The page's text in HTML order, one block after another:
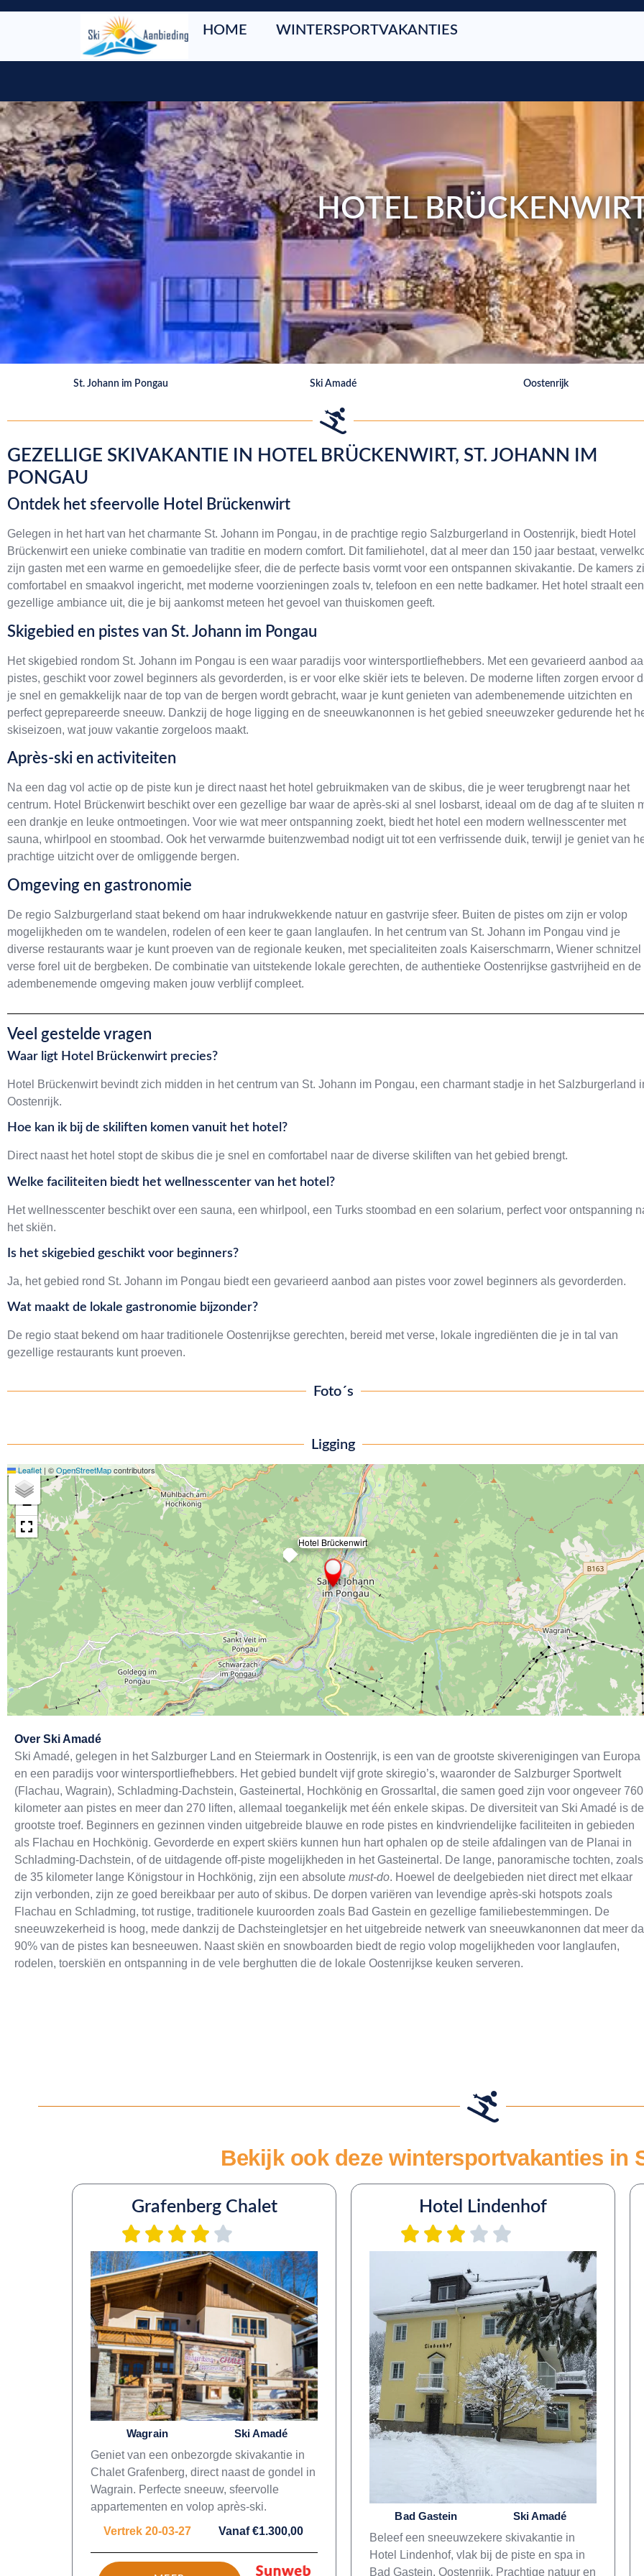
HOME WINTERSPORTVAKANTIES
HOTEL
St. Johann im Pongau Ski Amadé Oostenrijk
GEZELLIGE SKIVAKANTIE IN HOTEL BRÜCKENWIRT, ST. JOHANN IM
PONGAU
Ontdek het sfeervolle Hotel Brückenwirt
Gelegen in het hart van het charmante St. Johann im Pongau, in de prachtige regio Salzburgerland in Oostenrijk, biedt Hotel
Brückenwirt een unieke combinatie van traditie en modern comfort. Dit familiehotel, dat al meer dan 150 jaar bestaat,
zijn gasten met een warme en gemoedelijke sfeer, die de perfecte basis vormt voor een ontspannen skivakantie. De kamers
comfortabel en smaakvol ingericht, met moderne voorzieningen zoals tv, telefoon en een nette badkamer. Het hotel straalt een
gezellige ambiance uit, die je bij aankomst meteen het gevoel van thuiskomen geeft.
Skigebied en pistes van St. Johann im Pongau
Het skigebied rondom St. Johann im Pongau is een waar paradijs voor wintersportliefhebbers. Met een gevarieerd aanbod
pistes, geschikt voor zowel beginners als gevorderden, is er voor elke skiër iets te beleven. De moderne liften zorgen ervoor
je snel en gemakkelijk naar de top van de bergen wordt gebracht, waar je kunt genieten van adembenemende uitzichten en
perfect geprepareerde sneeuw. Dankzij de hoge ligging en de sneeuwkanonnen is het gebied sneeuwzeker gedurende het
skiseizoen, wat jouw vakantie zorgeloos maakt.
Après-ski en activiteiten
Na een dag vol actie op de piste kun je direct naast het hotel gebruikmaken van de skibus, die je weer terugbrengt naar het
centrum. Hotel Brückenwirt beschikt over een gezellige bar waar de après-ski al snel losbarst, ideaal om de dag af te sluiten
een drankje en leuke ontmoetingen. Voor wie wat meer ontspanning zoekt, biedt het hotel een modern wellnesscenter met
sauna, whirlpool en stoombad. Ook het verwarmde buitenzwembad nodigt uit tot een verfrissende duik, terwijl je geniet van
prachtige uitzicht over de omliggende bergen.
Omgeving en gastronomie
De regio Salzburgerland staat bekend om haar indrukwekkende natuur en gastvrije sfeer. Buiten de pistes om zijn er volop
mogelijkheden om te wandelen, rodelen of een keer te gaan langlaufen. In het centrum van St. Johann im Pongau vind je
diverse restaurants waar je kunt proeven van de regionale keuken, met specialiteiten zoals Kaiserschmarrn, Wiener schnitzel
verse forel uit de bergbeken. De combinatie van uitstekende lokale gerechten, de authentieke Oostenrijkse gastvrijheid en de
adembenemende omgeving maken jouw verblijf compleet.
Veel gestelde vragen
Waar ligt Hotel Brückenwirt precies?
Hotel Brückenwirt bevindt zich midden in het centrum van St. Johann im Pongau, een charmant stadje in het Salzburgerland
Oostenrijk.
Hoe kan ik bij de skiliften komen vanuit het hotel?
Direct naast het hotel stopt de skibus die je snel en comfortabel naar de diverse skiliften van het gebied brengt.
Welke faciliteiten biedt het wellnesscenter van het hotel?
Het wellnesscenter beschikt over een sauna, een whirlpool, een Turks stoombad en een solarium, perfect voor ontspanning
het skiën.
Is het skigebied geschikt voor beginners?
Ja, het gebied rond St. Johann im Pongau biedt een gevarieerd aanbod aan pistes voor zowel beginners als gevorderden.
Wat maakt de lokale gastronomie bijzonder?
De regio staat bekend om haar traditionele Oostenrijkse gerechten, bereid met verse, lokale ingrediënten die je in tal van
gezellige restaurants kunt proeven.
Foto´s
Ligging
Hotel Brückenwirt
×
+
−
Leaflet | ©OpenStreetMapcontributors
Over Ski Amadé
Ski Amadé, gelegen in het Salzburger Land en Steiermark in Oostenrijk, is een van de grootste skiverenigingen van Europa
en een paradijs voor wintersportliefhebbers. Het gebied bundelt vijf grote skiregio’s, waaronder de Salzburger Sportwelt
(Flachau, Wagrain), Schladming-Dachstein, Gasteinertal, Hochkönig en Grossarltal, die samen goed zijn voor ongeveer 760
kilometer aan pistes en meer dan 270 liften, allemaal toegankelijk met één enkele skipas. De diversiteit van Ski Amadé is de
grootste troef. Beginners en gezinnen vinden uitgebreide blauwe en rode pistes en kindvriendelijke faciliteiten in gebieden
als Flachau en Hochkönig. Gevorderde en expert skiërs kunnen hun hart ophalen op de steile afdalingen van de Planai in
Schladming-Dachstein, of de uitdagende off-piste mogelijkheden in het Gasteinertal. De lange, panoramische tochten, zoals
de 35 kilometer lange Königstour in Hochkönig, zijn een absolute must-do. Hoewel de deelgebieden niet direct met elkaar
zijn verbonden, zijn ze goed bereikbaar per auto of skibus. De dorpen variëren van levendige après-ski hotspots zoals
Flachau en Schladming, tot rustige, traditionele kuuroorden zoals Bad Gastein en gezellige familiebestemmingen. De
sneeuwzekerheid is hoog, mede dankzij de Dachsteingletsjer en het uitgebreide netwerk van sneeuwkanonnen dat meer
90% van de pistes kan besneeuwen. Naast skiën en snowboarden biedt de regio volop mogelijkheden voor langlaufen,
rodelen, toerskiën en ontspanning in de vele berghutten die de lokale Oostenrijkse keuken serveren.
Bekijk ook deze wintersportvakanties in
Grafenberg Chalet
Wagrain
Ski Amadé
Geniet van een onbezorgde skivakantie in
Chalet Grafenberg, direct naast de gondel in
Wagrain. Perfecte sneeuw, sfeervolle
appartementen en volop après-ski.
Vertrek 20-03-27
Vanaf €1.300,00
Hotel Lindenhof
Bad Gastein
Ski Amadé
Beleef een sneeuwzekere skivakantie in
Hotel Lindenhof, vlak bij de piste en spa in
Bad Gastein, Oostenrijk. Prachtige natuur en